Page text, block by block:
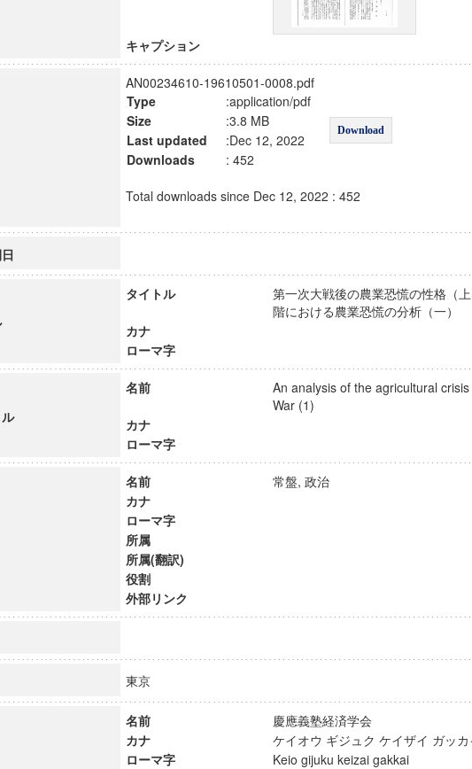
キャプション
AN00234610-19610501-0008.pdf
Type
:application/pdf
Download
Size
:3.8 MB
Last updated
:Dec 12, 2022
Downloads
: 452
Total downloads since Dec 12, 2022 : 452
タイトル
第一次大戦後の農業恐慌の性格（
階における農業恐慌の分析（一
カナ
ローマ字
名前
An analysis of the agricultural
War (1)
カナ
ローマ字
名前
常盤, 政治
カナ
ローマ字
所属
所属(翻訳)
役割
外部リンク
東京
名前
慶應義塾経済学会
カナ
ケイオウ ギジュク ケイザイ ガ
ローマ字
Keio gijuku keizai gakkai